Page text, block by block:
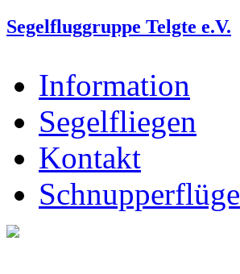
Segelfluggruppe Telgte e.V.
Information
Segelfliegen
Kontakt
Schnupperflüge